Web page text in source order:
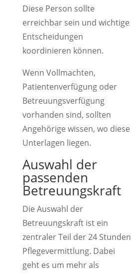
Diese Person sollte
erreichbar sein und wichtige
Entscheidungen
koordinieren können.
Wenn Vollmachten,
Patientenverfügung oder
Betreuungsverfügung
vorhanden sind, sollten
Angehörige wissen, wo diese
Unterlagen liegen.
Auswahl der
passenden
Betreuungskraft
Die Auswahl der
Betreuungskraft ist ein
zentraler Teil der 24 Stunden
Pflegevermittlung. Dabei
geht es um mehr als